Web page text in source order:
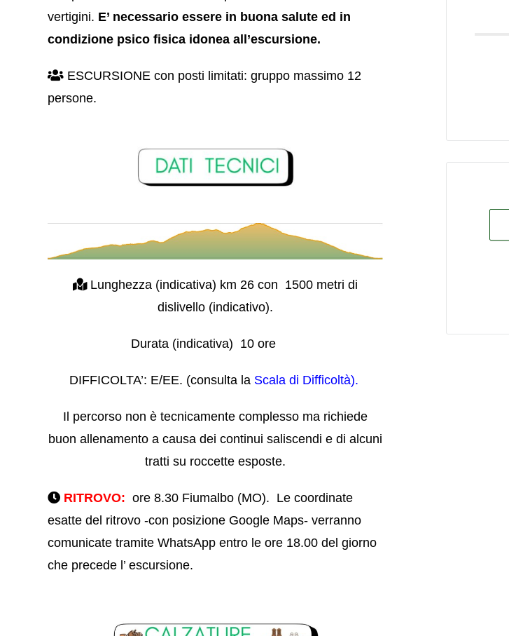
vertigini. E’ necessario essere in buona salute ed in
condizione psico fisica idonea all’escursione.
ESCURSIONE con posti limitati: gruppo massimo 12
persone.
Lunghezza (indicativa) km 26 con 1500 metri di
dislivello (indicativo).
Durata (indicativa) 10 ore
DIFFICOLTA’: E/EE. (consulta la Scala di Difficoltà).
Il percorso non è tecnicamente complesso ma richiede
buon allenamento a causa dei continui saliscendi e di alcuni
tratti su roccette esposte.
RITROVO: ore 8.30 Fiumalbo (MO). Le coordinate
esatte del ritrovo -con posizione Google Maps- verranno
comunicate tramite WhatsApp entro le ore 18.00 del giorno
che precede l’ escursione.